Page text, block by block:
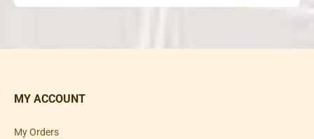
MY ACCOUNT
My Orders